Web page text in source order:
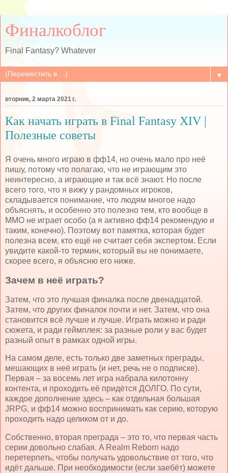
Финалкоблог
Final Fantasy? Whatever
▼
вторник, 2 марта 2021 г.
Как начать играть в Final Fantasy XIV |
Полезные советы
Я очень много играю в фф14, но очень мало про неё
пишу, потому что полагаю, что не играющим это
неинтересно, а играющие и так всё знают. Но после
всего того, что я вижу у рандомных игроков,
складывается понимание, что людям многое надо
объяснять, и особенно это полезно тем, кто вообще в
ММО не играет особо (а я активно фф14 рекомендую и
таким, конечно). Поэтому вот памятка, которая будет
полезна всем, кто ещё не считает себя экспертом. Если
увидите какой-то термин, который вы не понимаете,
скорее всего, я объясню его ниже.
Зачем в неё играть?
Затем, что это лучшая финалка после двенадцатой.
Затем, что других финалок почти и нет. Затем, что она
становится всё лучше и лучше. Играть можно и ради
сюжета, и ради геймплея: за разные роли у вас будет
разный опыт в рамках одной игры.
На самом деле, есть только две заметных преграды,
мешающих в неё играть (и нет, речь не о подписке).
Первая – за восемь лет игра набрала килотонну
контента, и проходить её придётся ДОЛГО. По сути,
каждое дополнение здесь – как отдельная большая
JRPG, и фф14 можно воспринимать как серию, которую
проходить надо целиком от и до.
Собственно, вторая преграда – это то, что первая часть
серии довольно слабая. A Realm Reborn надо
перетерпеть, чтобы получать удовольствие от того, что
идёт дальше. При необходимости (если заебёт) можете